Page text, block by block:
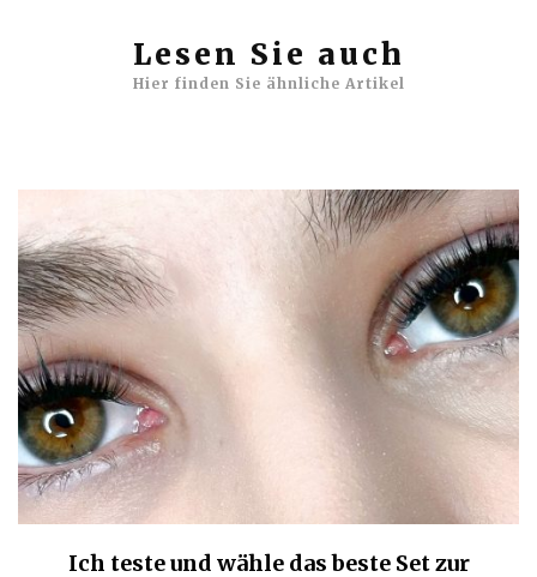
Lesen Sie auch
Hier finden Sie ähnliche Artikel
Ich teste und wähle das beste Set zur